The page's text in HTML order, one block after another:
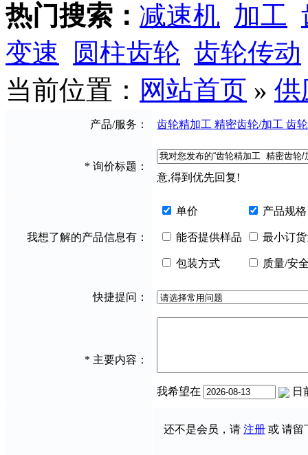
热门搜索： 减速机 加工
变速
圆柱齿轮 齿轮传动
当前位置： 网站首页 » 供
产品/服务： 齿轮精加工 精密齿轮/加工 齿
* 询价标题：
意,得到优先回复!
我想了解的产品信息有：
单价 产品规格
能否提供样品 最小订
包装方式 质量/安
快捷提问：
* 主要内容：
我希望在 日
还不是会员，请 注册 或 请留